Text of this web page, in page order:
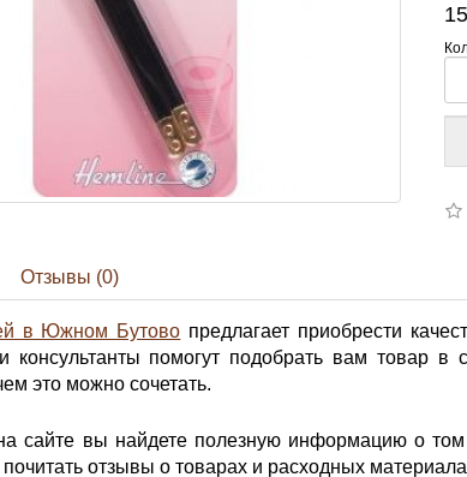
Отзывы (0)
в Южном Бутово предлагает приобрести
консультанты помогут подобрать вам товар
это можно сочетать.
сайте вы найдете полезную информацию о том
отзывы о товарах и расходных